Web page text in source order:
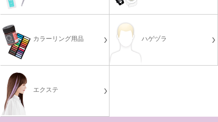
カラーリング用品 ハゲヅラ
エクステ